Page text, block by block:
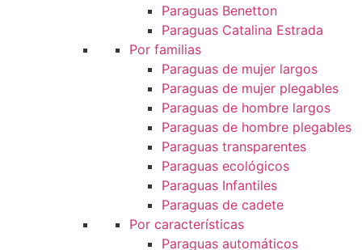
Paraguas Benetton
Paraguas Catalina Estrada
Por familias
Paraguas de mujer largos
Paraguas de mujer plegables
Paraguas de hombre largos
Paraguas de hombre plegables
Paraguas transparentes
Paraguas ecológicos
Paraguas Infantiles
Paraguas de cadete
Por características
Paraguas automáticos